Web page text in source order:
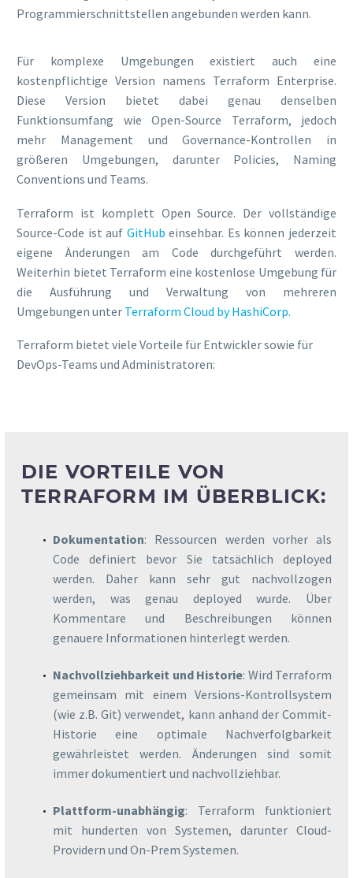
Programmierschnittstellen angebunden werden kann.
Für komplexe Umgebungen existiert auch eine
kostenpflichtige Version namens Terraform Enterprise.
Diese Version bietet dabei genau denselben
Funktionsumfang wie Open-Source Terraform, jedoch
mehr Management und Governance-Kontrollen in
größeren Umgebungen, darunter Policies, Naming
Conventions und Teams.
Terraform ist komplett Open Source. Der vollständige
Source-Code ist auf GitHub einsehbar. Es können jederzeit
eigene Änderungen am Code durchgeführt werden.
Weiterhin bietet Terraform eine kostenlose Umgebung für
die Ausführung und Verwaltung von mehreren
Umgebungen unter Terraform Cloud by HashiCorp.
Terraform bietet viele Vorteile für Entwickler sowie für
DevOps-Teams und Administratoren:
DIE VORTEILE VON
TERRAFORM IM ÜBERBLICK:
Dokumentation: Ressourcen werden vorher als
Code definiert bevor Sie tatsächlich deployed
werden. Daher kann sehr gut nachvollzogen
werden, was genau deployed wurde. Über
Kommentare und Beschreibungen können
genauere Informationen hinterlegt werden.
Nachvollziehbarkeit und Historie: Wird Terraform
gemeinsam mit einem Versions-Kontrollsystem
(wie z.B. Git) verwendet, kann anhand der Commit-
Historie eine optimale Nachverfolgbarkeit
gewährleistet werden. Änderungen sind somit
immer dokumentiert und nachvollziehbar.
Plattform-unabhängig: Terraform funktioniert
mit hunderten von Systemen, darunter Cloud-
Providern und On-Prem Systemen.